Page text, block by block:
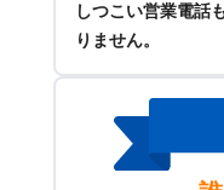
しつこい営業電話
りません。